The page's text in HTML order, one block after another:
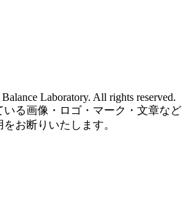
Laboratory. All rights reserved.
いる画像・ロゴ・マーク・文章など
お断りいたします。